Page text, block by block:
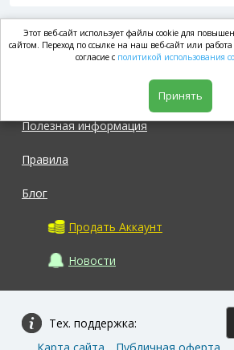
market.com
Полезная информация
Правила
Блог
Продать Аккаунт
Новости
Тех. поддержка:
Этот веб-сайт использует файлы cookie для
сайтом. Переход по ссылке на наш веб-сайт или
согласие с политикой использования
Принять